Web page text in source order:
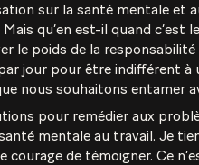
sur la santé mentale
qu’en est-il quand
le poids de la
jour pour être indifférent
nous souhaitons entamer
pour remédier aux
mentale au travail. Je
de témoigner. Ce